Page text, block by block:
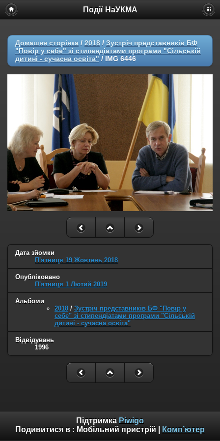
Події НаУКМА
Домашня сторінка / 2018 / Зустріч представників БФ
"Повір у себе" зі стипендіатами програми "Сільській
дитині - сучасна освіта" / IMG 6446
Дата зйомки
П'ятниця 19 Жовтень 2018
Опубліковано
П'ятниця 1 Лютий 2019
Альбоми
2018 / Зустріч представників БФ "Повір у
себе" зі стипендіатами програми "Сільській
дитині - сучасна освіта"
Відвідувань
1996
Підтримка Piwigo
Подивитися в : Мобільний пристрій Комп’ютер